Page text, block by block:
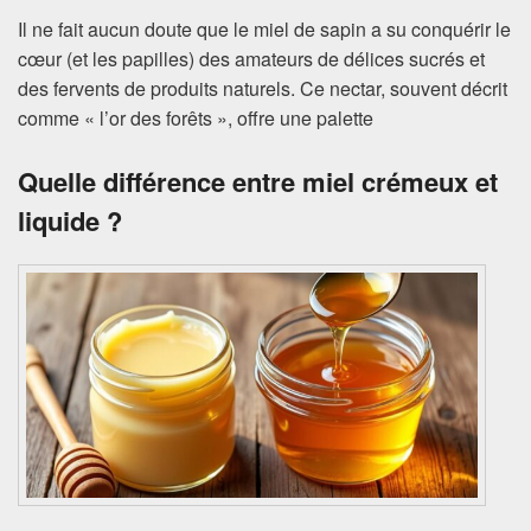
Il ne fait aucun doute que le miel de sapin a su conquérir le
cœur (et les papilles) des amateurs de délices sucrés et
des fervents de produits naturels. Ce nectar, souvent décrit
comme « l’or des forêts », offre une palette
Quelle différence entre miel crémeux et
liquide ?